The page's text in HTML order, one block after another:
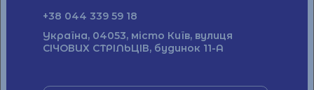
+38 044 339 59 18
Україна, 04053, місто Київ, вулиця
СІЧОВИХ СТРІЛЬЦІВ, будинок 11-А